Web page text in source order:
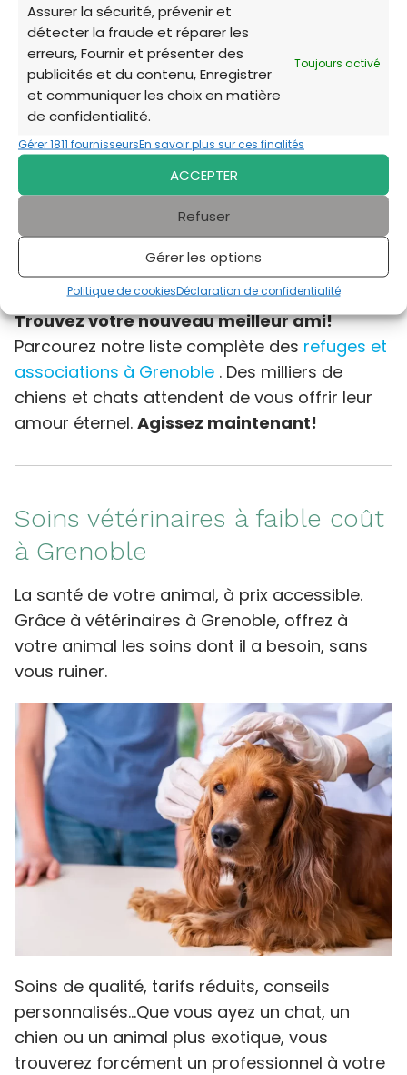
Assurer la sécurité, prévenir et
détecter la fraude et réparer les
erreurs, Fournir et présenter des
publicités et du contenu, Enregistrer
et communiquer les choix en matière
de confidentialité.
Toujours activé
Gérer 1811 fournisseursEn savoir plus sur ces finalités
ACCEPTER
Refuser
Gérer les options
Politique de cookiesDéclaration de confidentialité
Cliquez pour accepter les cookies
marketing et activer ce contenu
Trouvez votre nouveau meilleur ami!
Parcourez notre liste complète des refuges et
associations à Grenoble . Des milliers de
chiens et chats attendent de vous offrir leur
amour éternel. Agissez maintenant!
Soins vétérinaires à faible coût
à Grenoble
La santé de votre animal, à prix accessible.
Grâce à vétérinaires à Grenoble, offrez à
votre animal les soins dont il a besoin, sans
vous ruiner.
Soins de qualité, tarifs réduits, conseils
personnalisés...Que vous ayez un chat, un
chien ou un animal plus exotique, vous
trouverez forcément un professionnel à votre